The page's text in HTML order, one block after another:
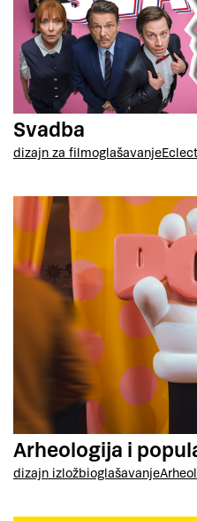
Svadba
dizajn za filmoglašavanje
Arheologija i
dizajn izložbioglašavanje